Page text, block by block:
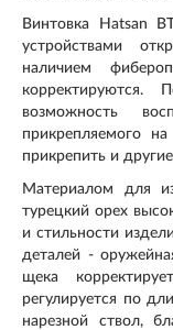
Винтовка Hatsan
устройствами
наличием
корректируются.
возможность
прикрепляемого
прикрепить и
Материалом для
турецкий орех
и стильности
деталей -
щека
регулируется по
нарезной ствол,